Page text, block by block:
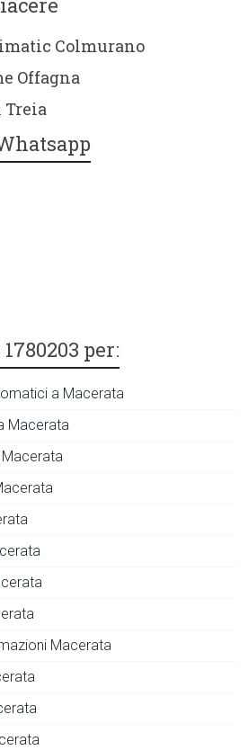
Colmurano
Offagna
Treia
per:
a Macerata
Macerata
Macerata